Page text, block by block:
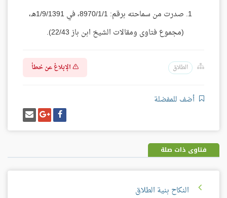
صدرت من سماحته برقم: 8970/1/1، في 1/9/1391هـ،
(مجموع فتاوى ومقالات الشيخ ابن باز 22/43).
الطلاق الإبلاغ عن خطأ
أضف للمفضلة
شارك
على
فيسبوك
شارك
على
غوغل
بلس
إرسل
إيميل
فتاوى ذات صلة
النكاح بنية الطلاق